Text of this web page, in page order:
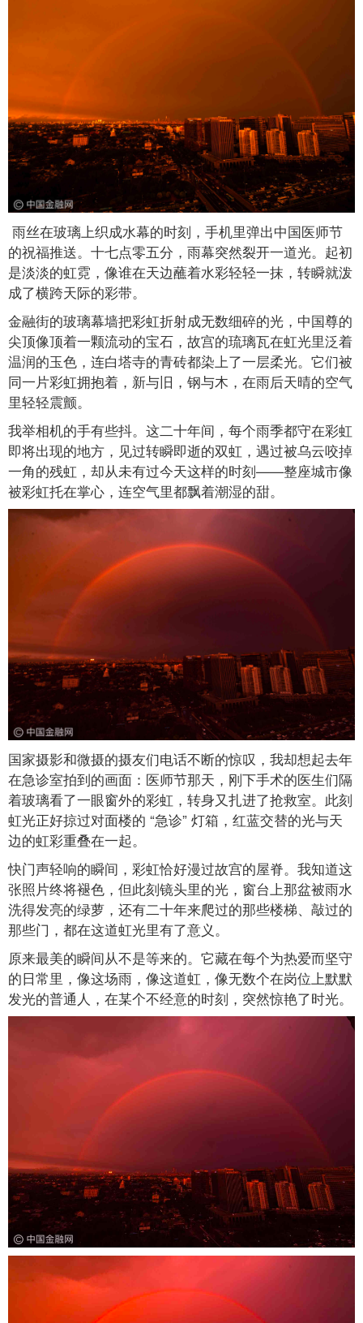
雨丝在玻璃上织成水幕的时刻，手机里弹出中国医师节
的祝福推送。十七点零五分，雨幕突然裂开一道光。起初
是淡淡的虹霓，像谁在天边蘸着水彩轻轻一抹，转瞬就泼
成了横跨天际的彩带。
金融街的玻璃幕墙把彩虹折射成无数细碎的光，中国尊的
尖顶像顶着一颗流动的宝石，故宫的琉璃瓦在虹光里泛着
温润的玉色，连白塔寺的青砖都染上了一层柔光。它们被
同一片彩虹拥抱着，新与旧，钢与木，在雨后天晴的空气
里轻轻震颤。
我举相机的手有些抖。这二十年间，每个雨季都守在彩虹
即将出现的地方，见过转瞬即逝的双虹，遇过被乌云咬掉
一角的残虹，却从未有过今天这样的时刻——整座城市像
被彩虹托在掌心，连空气里都飘着潮湿的甜。
国家摄影和微摄的摄友们电话不断的惊叹，我却想起去年
在急诊室拍到的画面：医师节那天，刚下手术的医生们隔
着玻璃看了一眼窗外的彩虹，转身又扎进了抢救室。此刻
虹光正好掠过对面楼的 “急诊” 灯箱，红蓝交替的光与天
边的虹彩重叠在一起。
快门声轻响的瞬间，彩虹恰好漫过故宫的屋脊。我知道这
张照片终将褪色，但此刻镜头里的光，窗台上那盆被雨水
洗得发亮的绿萝，还有二十年来爬过的那些楼梯、敲过的
那些门，都在这道虹光里有了意义。
原来最美的瞬间从不是等来的。它藏在每个为热爱而坚守
的日常里，像这场雨，像这道虹，像无数个在岗位上默默
发光的普通人，在某个不经意的时刻，突然惊艳了时光。